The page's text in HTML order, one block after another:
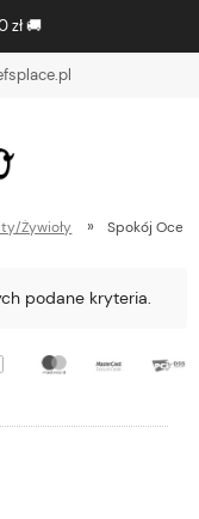
zł 🚚
Żywioły » Spokój
podane kryteria.